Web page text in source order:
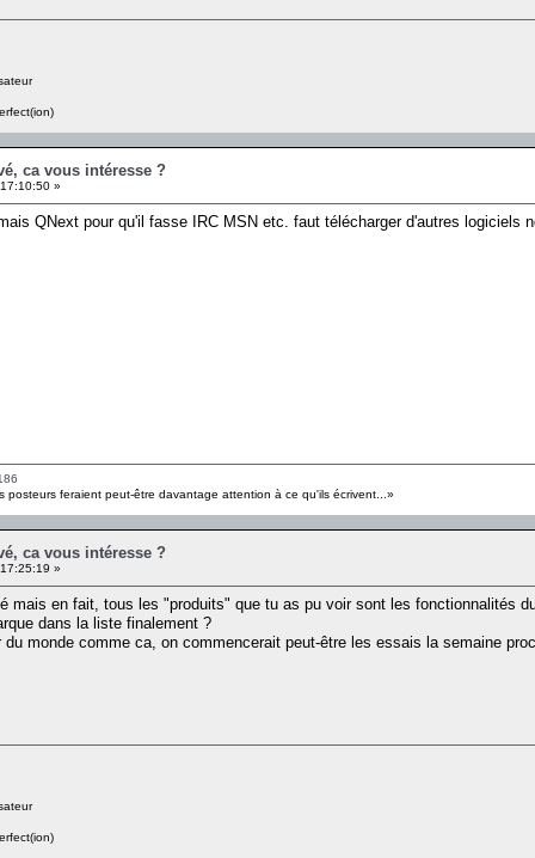
ca vous intéresse ?
»
QNext pour qu'il fasse IRC MSN etc. faut télécharger d'autres logiciels
posteurs feraient peut-être davantage attention à ce qu'ils écrivent...»
ca vous intéresse ?
»
mais en fait, tous les "produits" que tu as pu voir sont les fonctionnalités
dans la liste finalement ?
monde comme ca, on commencerait peut-être les essais la semaine